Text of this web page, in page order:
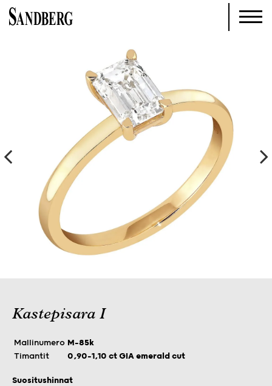
Kastepisara I
Mallinumero M-85k
Timantit
0,90–1,10 ct GIA emerald cut
Suositushinnat